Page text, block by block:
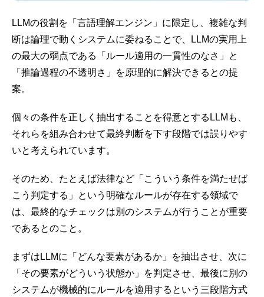
LLMの役割を「言語理解エンジン」に限定し、複雑な判
断は論理で動くシステムに委ねることで、LLMの実用上
の最大の弱点である「ルール適用の一貫性のなさ」と
「推論過程の不透明さ」を原理的に解決できるとの提
案。
個々の条件を正しく抽出することを得意とするLLMも、
それらを組み合わせて最終判断を下す段階では誤りやす
いと考えられています。
そのため、たとえば法律など「こういう条件を満たせば
こう判定する」という明確なルールが存在する領域で
は、最終的なチェックは別のシステムが行うことが重要
であるとのこと。
まずはLLMに「どんな要素があるか」を抽出させ、次に
「その要素がどういう状態か」を判定させ、最後に別の
システムが機械的にルールを適用するという三段階方式